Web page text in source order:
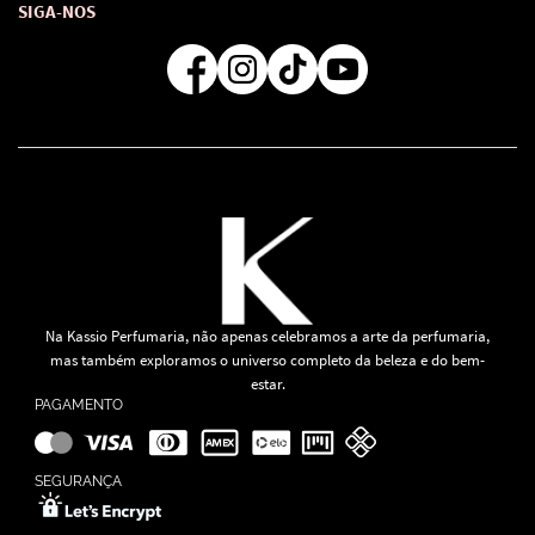
Formas de Pagamento
Regra de Frete Grátis
SIGA-NOS
Na Kassio Perfumaria, não apenas celebramos a arte da perfumaria,
mas também exploramos o universo completo da beleza e do bem-
estar.
PAGAMENTO
SEGURANÇA